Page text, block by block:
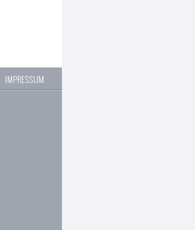
IMPRESSUM